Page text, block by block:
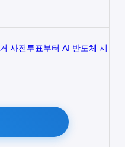
사전투표부터 AI 반도체 시